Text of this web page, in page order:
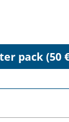
pack (50